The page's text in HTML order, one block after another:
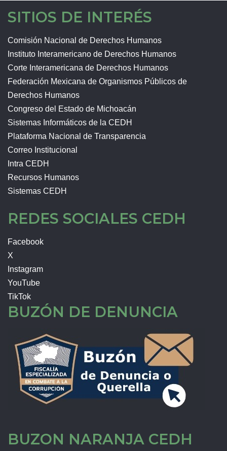
SITIOS DE INTERÉS
Comisión Nacional de Derechos Humanos
Instituto Interamericano de Derechos Humanos
Corte Interamericana de Derechos Humanos
Federación Mexicana de Organismos Públicos de
Derechos Humanos
Congreso del Estado de Michoacán
Sistemas Informáticos de la CEDH
Plataforma Nacional de Transparencia
Correo Institucional
Intra CEDH
Recursos Humanos
Sistemas CEDH
REDES SOCIALES CEDH
Facebook
X
Instagram
YouTube
TikTok
BUZÓN DE DENUNCIA
BUZON NARANJA CEDH